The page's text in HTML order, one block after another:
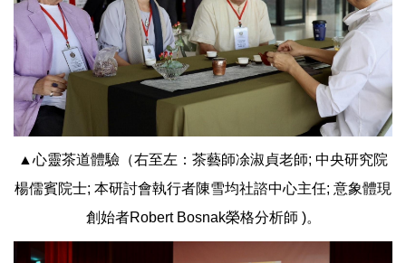
▲心靈茶道體驗（右至左：茶藝師凃淑貞老師; 中央研究院
楊儒賓院士; 本研討會執行者陳雪均社諮中心主任; 意象體現
創始者Robert Bosnak榮格分析師 )。